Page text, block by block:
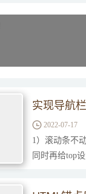
实现导航
2022-07-17
1）滚动条不
同时再给top